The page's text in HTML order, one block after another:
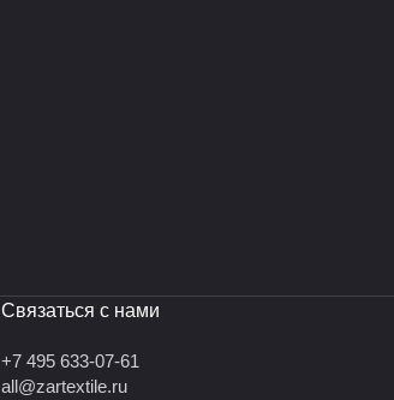
Связаться с нами
+7 495 633-07-61
all@zartextile.ru